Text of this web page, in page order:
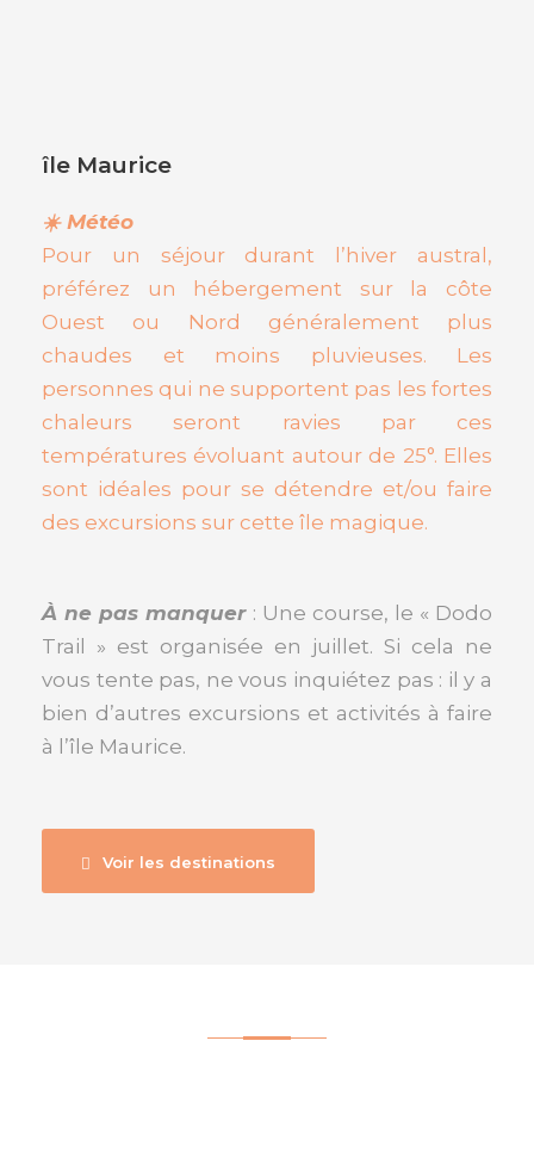
île Maurice
☀️ Météo
Pour un séjour durant l’hiver austral,
préférez un hébergement sur la côte
Ouest ou Nord généralement plus
chaudes et moins pluvieuses. Les
personnes qui ne supportent pas les fortes
chaleurs seront ravies par ces
températures évoluant autour de 25°. Elles
sont idéales pour se détendre et/ou faire
des excursions sur cette île magique.
À ne pas manquer : Une course, le « Dodo
Trail » est organisée en juillet. Si cela ne
vous tente pas, ne vous inquiétez pas : il y a
bien d’autres excursions et activités à faire
à l’île Maurice.
Voir les destinations